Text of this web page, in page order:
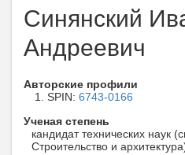
Синянский
Андреевич
Авторские профили
SPIN: 6743-0166
Ученая степень
кандидат технических наук
Строительство и